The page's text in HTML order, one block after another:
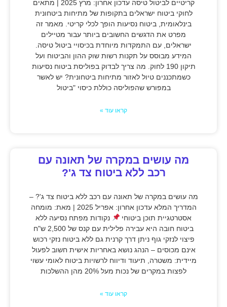
קריטיים לביטול טיסה עדכון אחרון: מרץ 2025 | מתאים
לחוקי ביטוח ישראלים בתקופות של מתיחות ביטחונית
בינלאומית, ביטוח נסיעות הופך לכלי קריטי. מאמר זה
מפרט את הדגשים החשובים ביותר עבור מטיילים
ישראלים, עם התמקדות מיוחדת בכיסויי ביטול טיסה.
המידע מבוסס על תקנות רשות שוק ההון והביטוח ועל
תיקון 190 לחוק. מה צריך לבדוק בפוליסת ביטוח נסיעות
כשמתכננים טיול לאזור מתיחות ביטחונית? יש לאשר
במפורש שהפוליסה כוללת כיסוי "ביטול
קראו עוד »
מה עושים במקרה של תאונה עם
רכב ללא ביטוח צד ג'?
מה עושים במקרה של תאונה עם רכב ללא ביטוח צד ג'? –
המדריך המלא עדכון אחרון: אפריל 2025 | מאת: מומחה
אסטרטגיית תוכן ביטוחי
נקודות מפתח נסיעה ללא
ביטוח חובה היא עבירה פלילית עם קנס של 2,500 ש"ח
פיצוי לנזקי גוף ניתן דרך קרנית גם ללא ביטוח נזקי רכוש
אינם מכוסים – הנהג נושא באחריות אישית חשוב לפעול
מיידית: משטרה, תיעוד ודיווח לרשויות ביטוח לאומי עשוי
לפצות במקרים של נכות מעל 20% מהן ההשלכות
קראו עוד »